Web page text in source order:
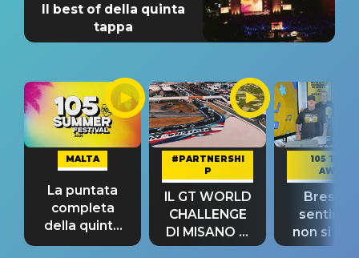
Il best of della quinta
tappa
MALTA
La puntata
completa
della quinta
tappa
#PARTNERSHI
P
IL GT WORLD
CHALLENGE
DI MISANO si
riconferma
105 TAKE
AWAY
Bresh:
non si
fino alla